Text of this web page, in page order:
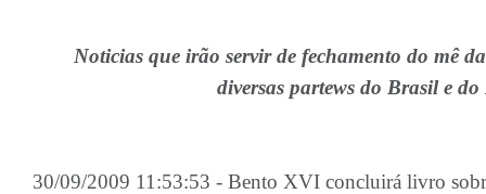
Noticias que irão servir de fechamento do mê
diversas partews do Brasil e
30/09/2009 11:53:53 - Bento XVI concluirá livro